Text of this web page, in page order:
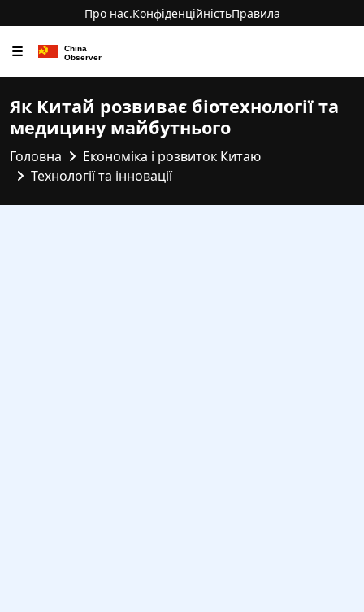
Про нас.КонфіденційністьПравила
☰
Як Китай розвиває біотехнології та
медицину майбутнього
Головна
Економіка і розвиток Китаю
Технології та інновації